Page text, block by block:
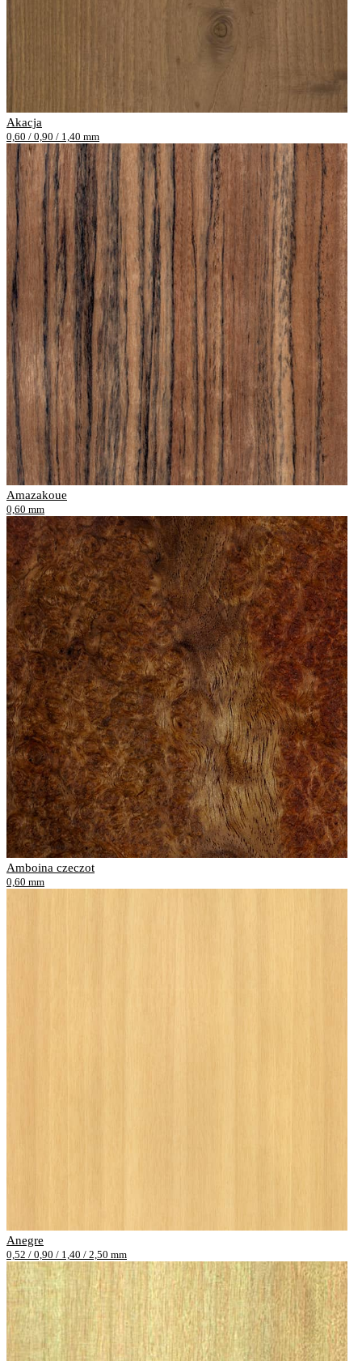
Akacja
0,60 / 0,90 / 1,40 mm
Amazakoue
0,60 mm
Amboina czeczot
0,60 mm
Anegre
0,52 / 0,90 / 1,40 / 2,50 mm